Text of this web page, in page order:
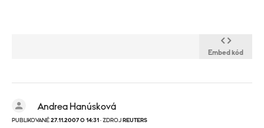
Embed kód
Andrea Hanúsková
PUBLIKOVANÉ 27.11.2007 O 14:31 · ZDROJ REUTERS